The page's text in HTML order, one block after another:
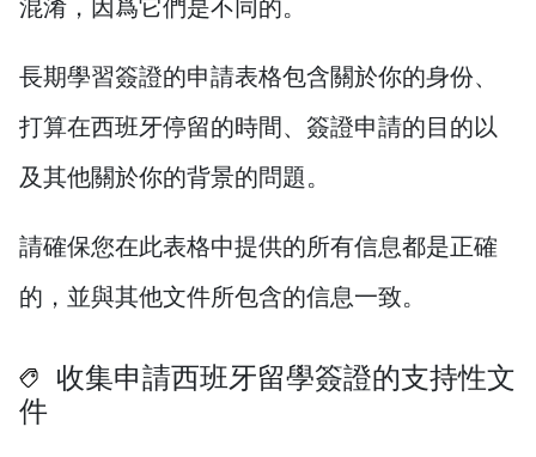
長期學習簽證的申請表格包含關於你的身份、
打算在西班牙停留的時間、簽證申請的目的以
及其他關於你的背景的問題。
請確保您在此表格中提供的所有信息都是正確
的，並與其他文件所包含的信息一致。
收集申請西班牙留學簽證的支持性文
件